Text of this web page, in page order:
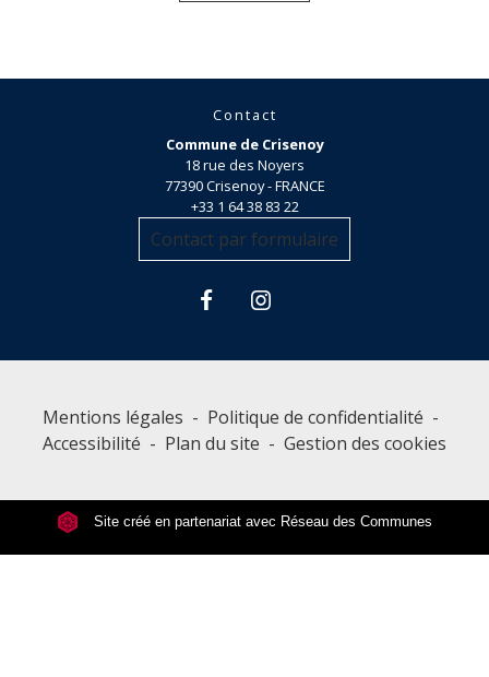
Contact
Commune de Crisenoy
18 rue des Noyers
77390 Crisenoy - FRANCE
+33 1 64 38 83 22
Contact par formulaire
Mentions légales - Politique de confidentialité -
Accessibilité - Plan du site - Gestion des cookies
Site créé en partenariat avec Réseau des Communes